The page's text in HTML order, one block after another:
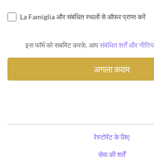
La Famiglia और संबंधित स्थलों से ऑफर प्राप्त करें
इस फॉर्म को सबमिट करके, आपसंबंधित शर्तें और
रेस्टोरेंट के लिए
सेवा की शर्तें